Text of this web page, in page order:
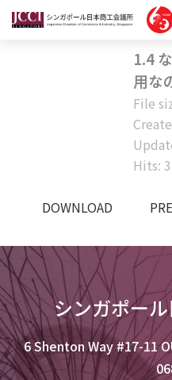
1.4
用な
File
Hits:
DOWNLOAD
シンガポー
6 Shenton Way #17-11